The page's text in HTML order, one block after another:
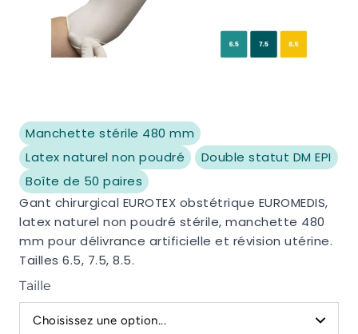
Manchette stérile 480 mm
Latex naturel non poudré
Double statut DM EPI
Boîte de 50 paires
Gant chirurgical EUROTEX obstétrique EUROMEDIS,
latex naturel non poudré stérile, manchette 480
mm pour délivrance artificielle et révision utérine.
Tailles 6.5, 7.5, 8.5.
Taille
Choisissez une option...